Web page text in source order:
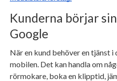
Kunderna börjar
Google
När en kund behöver en tjänst
mobilen. Det kan handla om
rörmokare, boka en klipptid,